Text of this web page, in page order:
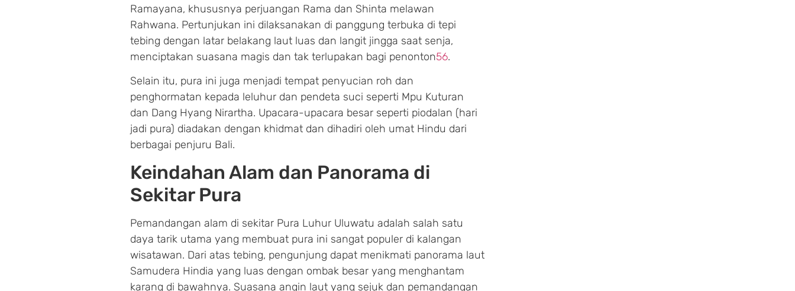
Ramayana, khususnya perjuangan Rama dan Shinta melawan
Rahwana. Pertunjukan ini dilaksanakan di panggung terbuka di tepi
tebing dengan latar belakang laut luas dan langit jingga saat senja,
menciptakan suasana magis dan tak terlupakan bagi penonton56.
Selain itu, pura ini juga menjadi tempat penyucian roh dan
penghormatan kepada leluhur dan pendeta suci seperti Mpu Kuturan
dan Dang Hyang Nirartha. Upacara-upacara besar seperti piodalan (hari
jadi pura) diadakan dengan khidmat dan dihadiri oleh umat Hindu dari
berbagai penjuru Bali.
Keindahan Alam dan Panorama di
Sekitar Pura
Pemandangan alam di sekitar Pura Luhur Uluwatu adalah salah satu
daya tarik utama yang membuat pura ini sangat populer di kalangan
wisatawan. Dari atas tebing, pengunjung dapat menikmati panorama laut
Samudera Hindia yang luas dengan ombak besar yang menghantam
karang di bawahnya. Suasana angin laut yang sejuk dan pemandangan